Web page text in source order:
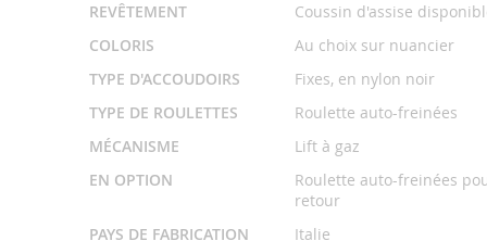
Conçue par les équipes de Milani, fabricant italien,
Ergonomique, elle est munie d’une assise en
Disponible dans différents revêtements en cuir ou
direction. Ses lignes modernes et épurées, la qualité
Nous sommes à votre disposition si vous souhaitez
des projets d’aménagement intérieur, nous
REVÊTEMENT
Coussin d'assise
COLORIS
Au choix sur nuancier
TYPE D'ACCOUDOIRS
Fixes, en nylon noir
TYPE DE ROULETTES
Roulette auto-freinées
MÉCANISME
Lift à gaz
EN OPTION
Roulette auto-freinées
retour
PAYS DE FABRICATION
Italie